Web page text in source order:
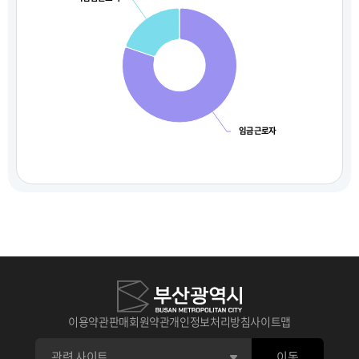
임금근로자
이용약관판매회원약관개인정보처리방침사이트맵